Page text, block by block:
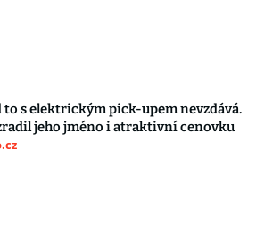
to s elektrickým pick-upem nevzdává.
jeho jméno i atraktivní cenovku